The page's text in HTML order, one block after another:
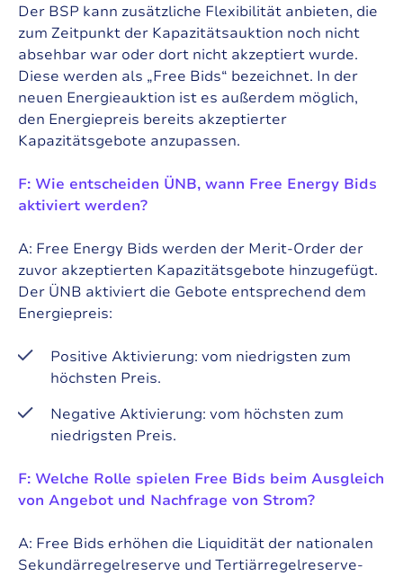
Der BSP kann zusätzliche Flexibilität anbieten, die
zum Zeitpunkt der Kapazitätsauktion noch nicht
absehbar war oder dort nicht akzeptiert wurde.
Diese werden als „Free Bids“ bezeichnet. In der
neuen Energieauktion ist es außerdem möglich,
den Energiepreis bereits akzeptierter
Kapazitätsgebote anzupassen.
F: Wie entscheiden ÜNB, wann Free Energy Bids
aktiviert werden?
A: Free Energy Bids werden der Merit-Order der
zuvor akzeptierten Kapazitätsgebote hinzugefügt.
Der ÜNB aktiviert die Gebote entsprechend dem
Energiepreis:
Positive Aktivierung: vom niedrigsten zum
höchsten Preis.
Negative Aktivierung: vom höchsten zum
niedrigsten Preis.
F: Welche Rolle spielen Free Bids beim Ausgleich
von Angebot und Nachfrage von Strom?
A: Free Bids erhöhen die Liquidität der nationalen
Sekundärregelreserve und Tertiärregelreserve-